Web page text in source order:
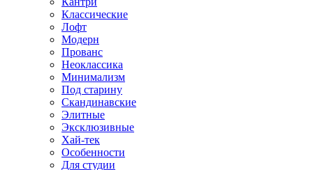
Классические
Лофт
Модерн
Прованс
Неоклассика
Минимализм
Под старину
Скандинавские
Элитные
Эксклюзивные
Хай-тек
Особенности
Для студии